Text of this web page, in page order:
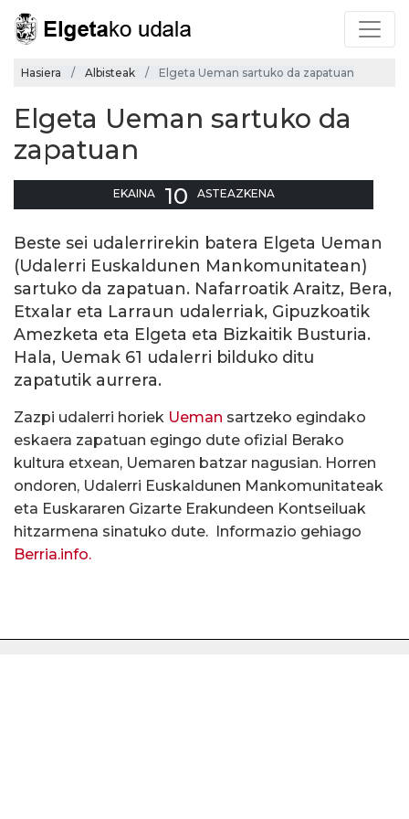
Hasiera Albisteak Elgeta Ueman sartuko da zapatuan
Elgeta Ueman sartuko da
zapatuan
EKAINA 10 ASTEAZKENA
Beste sei udalerrirekin batera Elgeta Ueman
(Udalerri Euskaldunen Mankomunitatean)
sartuko da zapatuan. Nafarroatik Araitz, Bera,
Etxalar eta Larraun udalerriak, Gipuzkoatik
Amezketa eta Elgeta eta Bizkaitik Busturia.
Hala, Uemak 61 udalerri bilduko ditu
zapatutik aurrera.
Zazpi udalerri horiek Ueman sartzeko egindako
eskaera zapatuan egingo dute ofizial Berako
kultura etxean, Uemaren batzar nagusian. Horren
ondoren, Udalerri Euskaldunen Mankomunitateak
eta Euskararen Gizarte Erakundeen Kontseiluak
hitzarmena sinatuko dute. Informazio gehiago
Berria.info.